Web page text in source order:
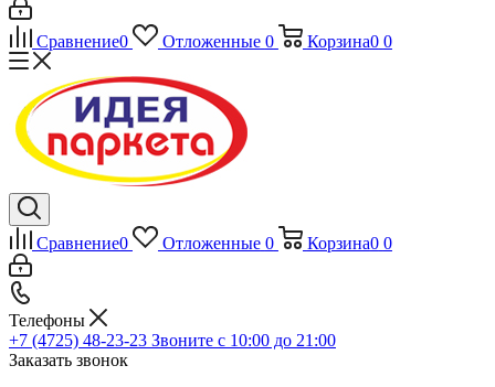
Сравнение0 Отложенные 0 Корзина0 0
Сравнение0 Отложенные 0 Корзина0 0
Телефоны
+7 (4725) 48-23-23 Звоните с 10:00 до 21:00
Заказать звонок